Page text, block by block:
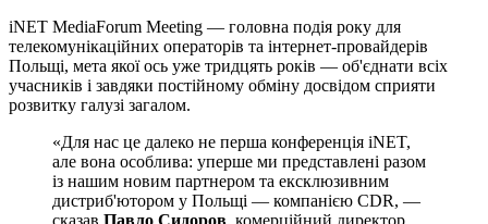
iNET MediaForum Meeting — головна подія року для
телекомунікаційних операторів та інтернет-провайдерів
Польщі, мета якої ось уже тридцять років — об'єднати всіх
учасників і завдяки постійному обміну досвідом сприяти
розвитку галузі загалом.
«Для нас це далеко не перша конференція iNET,
але вона особлива: уперше ми представлені разом
із нашим новим партнером та ексклюзивним
дистриб'ютором у Польщі — компанією CDR, —
сказав Павло Сидоров, комерційний директор